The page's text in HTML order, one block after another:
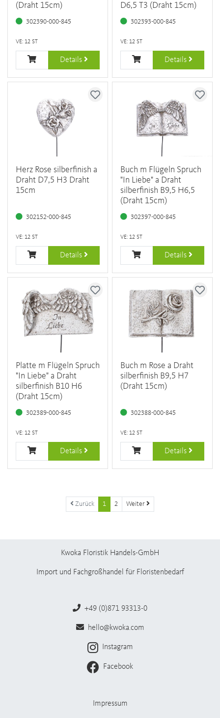
(Draht 15cm)
302390-000-845
VE: 12 ST
Details
D6,5 T3 (Draht 15cm)
302393-000-845
VE: 12 ST
Details
Herz Rose silberfinish a
Draht D7,5 H3 Draht
15cm
302152-000-845
VE: 12 ST
Details
Buch m Flügeln Spruch
"In Liebe" a Draht
silberfinish B9,5 H6,5
(Draht 15cm)
302397-000-845
VE: 12 ST
Details
Platte m Flügeln Spruch
"In Liebe" a Draht
silberfinish B10 H6
(Draht 15cm)
302389-000-845
VE: 12 ST
Details
Buch m Rose a Draht
silberfinish B9,5 H7
(Draht 15cm)
302388-000-845
VE: 12 ST
Details
Zurück 1 2 Weiter
Kwoka Floristik Handels-GmbH
Import und Fachgroßhandel für Floristenbedarf
+49 (0)871 93313-0
hello@kwoka.com
Instagram
Facebook
Impressum